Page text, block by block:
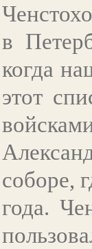
в
когда
этот
соборе,
года.